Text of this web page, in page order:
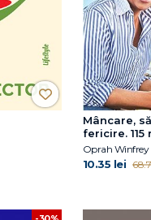
Mâncare,
fericire.
pentru
viață mai
Oprah Winfrey
10.35 lei